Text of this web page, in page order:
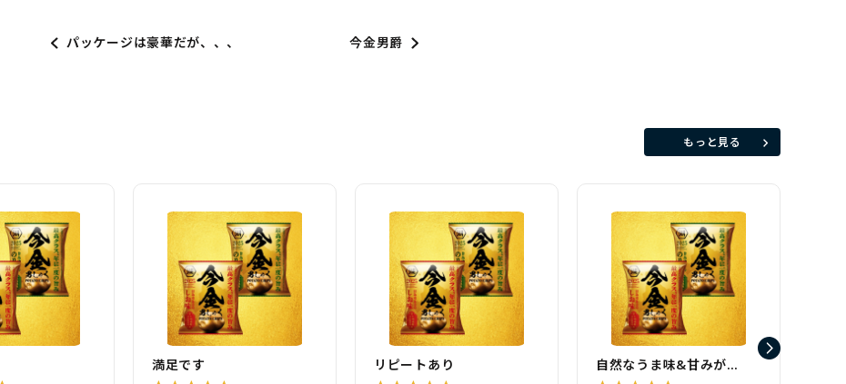
パッケージは豪華だが、、、 今金男爵
もっと見る
満足です リピートあり 自然なうま味&甘みが…